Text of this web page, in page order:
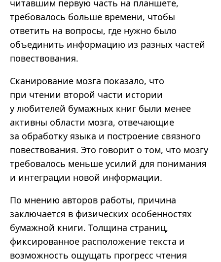
читавшим первую часть на планшете,
требовалось больше времени, чтобы
ответить на вопросы, где нужно было
объединить информацию из разных частей
повествования.
Сканирование мозга показало, что
при чтении второй части истории
у любителей бумажных книг были менее
активны области мозга, отвечающие
за обработку языка и построение связного
повествования. Это говорит о том, что мозгу
требовалось меньше усилий для понимания
и интеграции новой информации.
По мнению авторов работы, причина
заключается в физических особенностях
бумажной книги. Толщина страниц,
фиксированное расположение текста и
возможность ощущать прогресс чтения